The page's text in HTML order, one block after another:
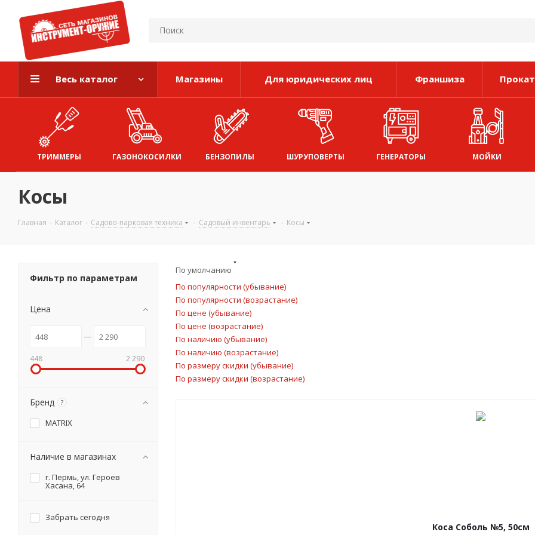
Весь каталог Магазины Для юридических лиц Франшиза Прокат
ТРИММЕРЫ ГАЗОНОКОСИЛКИ БЕНЗОПИЛЫ ШУРУПОВЕРТЫ ГЕНЕРАТОРЫ МОЙКИ
Косы
Главная - Каталог - Садово-парковая техника - Садовый инвентарь - Косы
По умолчанию
По популярности (убывание)
По популярности (возрастание)
По цене (убывание)
По цене (возрастание)
По наличию (убывание)
По наличию (возрастание)
По размеру скидки (убывание)
По размеру скидки (возрастание)
Коса Соболь №5, 50см
Фильтр по параметрам
Цена
448 2 290
Бренд ?
MATRIX
Наличие в магазинах
г. Пермь, ул. Героев
Хасана, 64
Забрать сегодня